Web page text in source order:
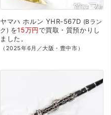
ヤマハ ホルン YHR-567D
Bラン
ク
を15万円で買取・質預かり し
ました。
（2025年6月／大阪・豊中市）